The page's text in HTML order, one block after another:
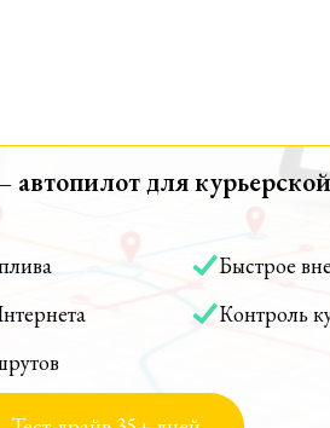
для курьерской
Быстрое
Контроль